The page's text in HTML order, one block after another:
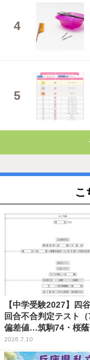
こ
【中学受験2027】四
回合不合判定テスト（
偏差値…筑駒74・桜蔭
2026.7.10